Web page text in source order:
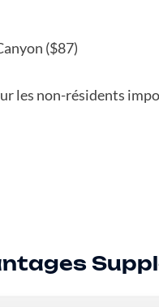
($87)
les non-résidents